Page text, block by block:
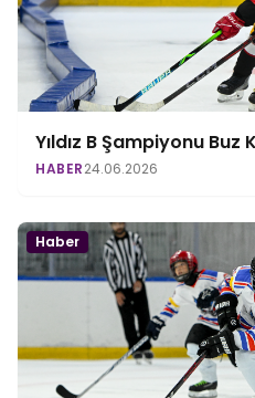
Yıldız B Şampiyonu Buz
HABER24.06.2026
Haber